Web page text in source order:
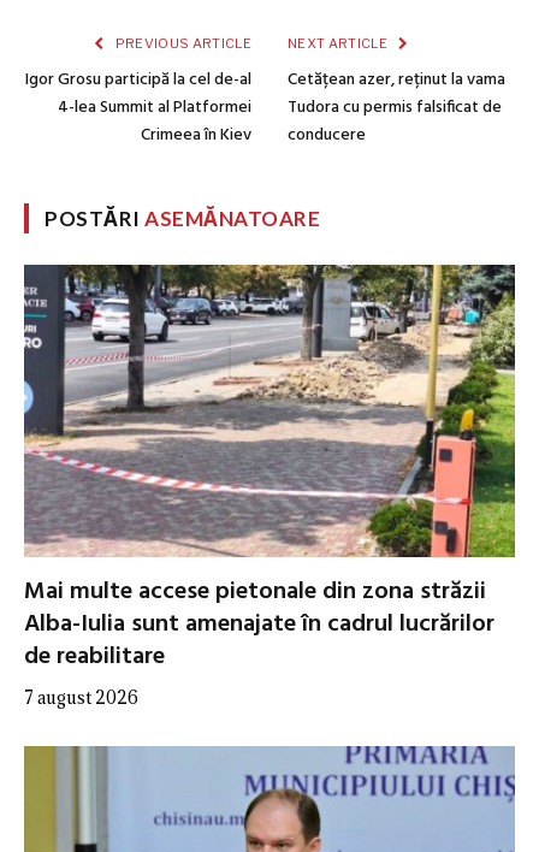
PREVIOUS ARTICLE
Igor Grosu participă la cel de-al
4-lea Summit al Platformei
Crimeea în Kiev
NEXT ARTICLE
Cetățean azer, reținut la vama
Tudora cu permis falsificat de
conducere
POSTĂRIASEMĂNATOARE
Mai multe accese pietonale din zona străzii
Alba-Iulia sunt amenajate în cadrul lucrărilor
de reabilitare
7 august 2026